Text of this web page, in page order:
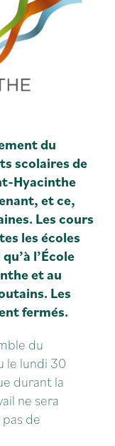
du
scolaires de
Hyacinthe
et ce,
Les cours
les écoles
l’École
et au
Les
fermés.
du
le lundi 30
durant la
ne sera
de